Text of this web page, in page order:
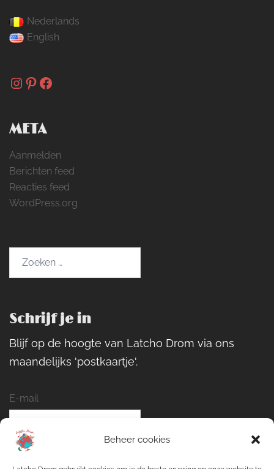
Beheer cookies
Nederlands
English
Instagram
Pinterest
Facebook
META
Aanmelden
Berichten feed
Reacties feed
WordPress.org
Schrijf je in
Blijf op de hoogte van Latcho Drom via ons
maandelijks 'postkaartje'.
E-mail
Naam